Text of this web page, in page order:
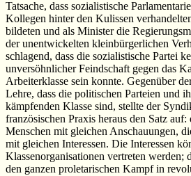
Tatsache, dass sozialistische
Kollegen hinter den Kulissen
bildeten und als Minister die
der unentwickelten kleinbürgerlichen
schlagend, dass die sozialistische Partei
unversöhnlicher Feindschaft gegen das
Arbeiterklasse sein konnte. Gegenüber
Lehre, dass die politischen Parteien und
kämpfenden Klasse sind, stellte der
französischen Praxis heraus den Satz
Menschen mit gleichen Anschauungen,
mit gleichen Interessen. Die Interessen
Klassenorganisationen vertreten werden;
den ganzen proletarischen Kampf in